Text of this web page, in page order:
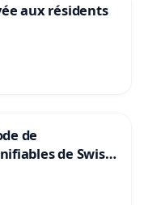
aux résidents
de
de Swiss